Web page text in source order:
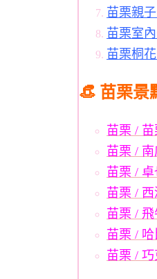
苗栗親
苗栗室
苗栗桐
👒 苗栗景
苗栗 /
苗栗 /
苗栗 /
苗栗 /
苗栗 /
苗栗 /
苗栗 /